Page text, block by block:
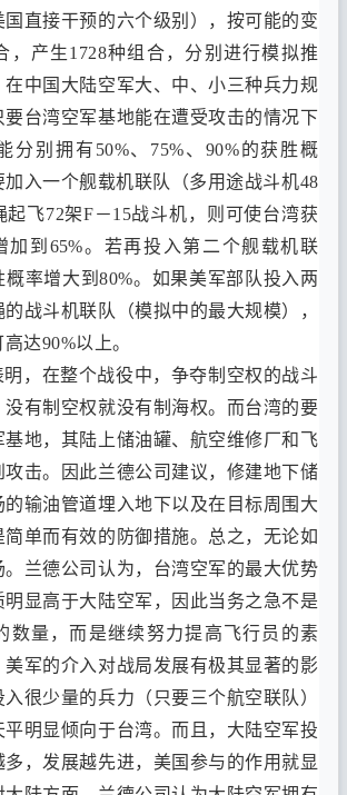
国直接干预的六个级别 ）， 按可能的变
， 产生1728种组合， 分别进行模拟推
在中国大陆空军大、 中、小三种兵力规
要台湾空军基地能在遭受攻击的情况下
分别拥有 50%、75%、90% 的获胜概
加入一个舰载机联队 （多用途战斗机48
起飞72架F－15战斗机， 则可使台湾获
加到 65%。 若再投入第二个舰载机联
概率增大到80%。 如果美军部队投入两
战斗机联队 （模拟中的最大规模），
高达90%以上。
， 在整个战役中， 争夺制空权的战斗
没有制空权就没有制海权。 而台湾的要
基地， 其陆上储油罐、 航空维修厂和飞
攻击。 因此兰德公司建议， 修建地下储
的输油管道埋入地下以及在目标周围大
简单而有效的防御措施。 总之， 无论如
。 兰德公司认为， 台湾空军的最大优势
显高于大陆空军 ，
因此当务之急不是
数量 ， 而是继续努力提高飞行员的素
美军的介入对战局发展有极其显著的影
入很少量的兵力 （ 只要三个航空联队 ）
平明显倾向于台湾。 而且， 大陆空军投
多 ，发展越先进， 美国参与的作用就显